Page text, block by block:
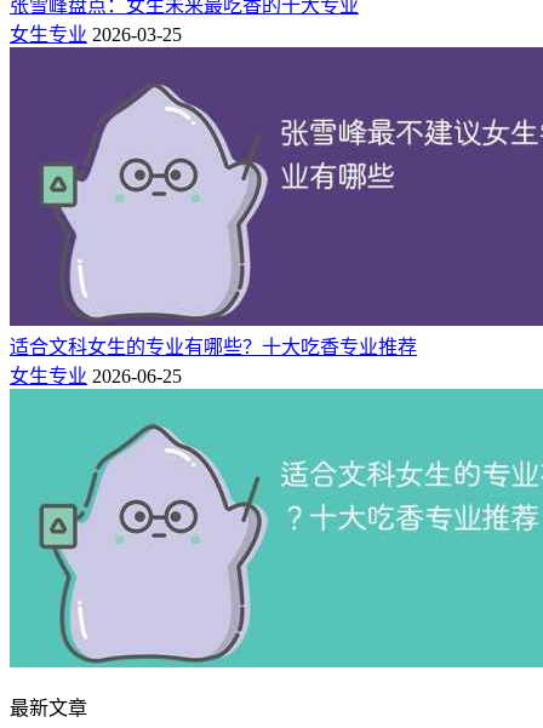
张雪峰盘点：女生未来最吃香的十大专业
女生专业 2026-03-25
适合文科女生的专业有哪些？十大吃香专业推荐
女生专业 2026-06-25
最新文章